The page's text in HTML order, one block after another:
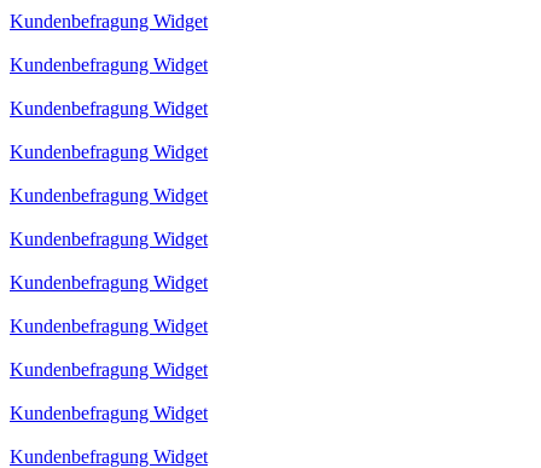
Kundenbefragung Widget
Kundenbefragung Widget
Kundenbefragung Widget
Kundenbefragung Widget
Kundenbefragung Widget
Kundenbefragung Widget
Kundenbefragung Widget
Kundenbefragung Widget
Kundenbefragung Widget
Kundenbefragung Widget
Kundenbefragung Widget